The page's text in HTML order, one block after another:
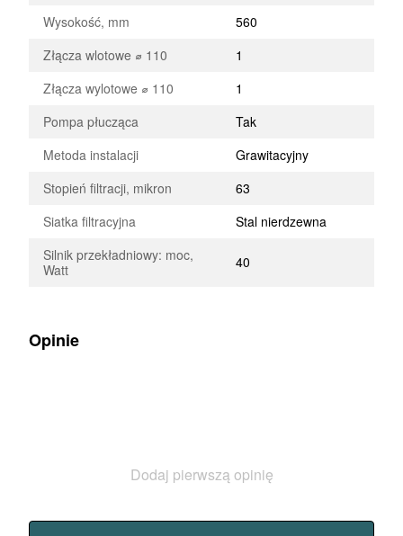
Wysokość, mm
560
Złącza wlotowe ⌀ 110
1
Złącza wylotowe ⌀ 110
1
Pompa płucząca
Tak
Metoda instalacji
Grawitacyjny
Stopień filtracji, mikron
63
Siatka filtracyjna
Stal nierdzewna
Silnik przekładniowy: moc,
Watt
40
Opinie
Dodaj pierwszą opinię